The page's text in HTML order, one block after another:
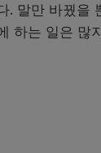
. 말만 바꿨을
하는 일은 많